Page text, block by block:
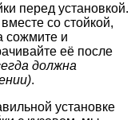
перед установкой.
со стойкой,
сожмите и
её после
должна
.
установке